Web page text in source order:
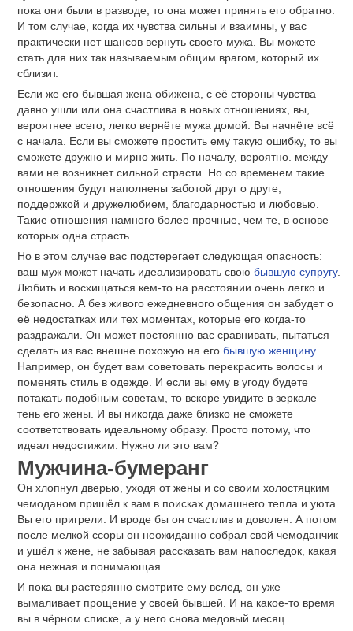
пока они были в разводе, то она может принять его обратно.
И том случае, когда их чувства сильны и взаимны, у вас
практически нет шансов вернуть своего мужа. Вы можете
стать для них так называемым общим врагом, который их
сблизит.
Если же его бывшая жена обижена, с её стороны чувства
давно ушли или она счастлива в новых отношениях, вы,
вероятнее всего, легко вернёте мужа домой. Вы начнёте всё
с начала. Если вы сможете простить ему такую ошибку, то вы
сможете дружно и мирно жить. По началу, вероятно. между
вами не возникнет сильной страсти. Но со временем такие
отношения будут наполнены заботой друг о друге,
поддержкой и дружелюбием, благодарностью и любовью.
Такие отношения намного более прочные, чем те, в основе
которых одна страсть.
Но в этом случае вас подстерегает следующая опасность:
ваш муж может начать идеализировать свою бывшую супругу.
Любить и восхищаться кем-то на расстоянии очень легко и
безопасно. А без живого ежедневного общения он забудет о
её недостатках или тех моментах, которые его когда-то
раздражали. Он может постоянно вас сравнивать, пытаться
сделать из вас внешне похожую на его бывшую женщину.
Например, он будет вам советовать перекрасить волосы и
поменять стиль в одежде. И если вы ему в угоду будете
потакать подобным советам, то вскоре увидите в зеркале
тень его жены. И вы никогда даже близко не сможете
соответствовать идеальному образу. Просто потому, что
идеал недостижим. Нужно ли это вам?
Мужчина-бумеранг
Он хлопнул дверью, уходя от жены и со своим холостяцким
чемоданом пришёл к вам в поисках домашнего тепла и уюта.
Вы его пригрели. И вроде бы он счастлив и доволен. А потом
после мелкой ссоры он неожиданно собрал свой чемоданчик
и ушёл к жене, не забывая рассказать вам напоследок, какая
она нежная и понимающая.
И пока вы растерянно смотрите ему вслед, он уже
вымаливает прощение у своей бывшей. И на какое-то время
вы в чёрном списке, а у него снова медовый месяц.